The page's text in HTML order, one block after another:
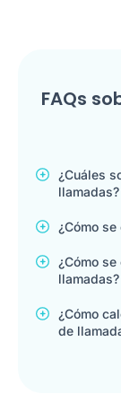
FAQs
¿Cuáles
llamadas?
¿Cómo
¿Cómo
llamadas?
¿Cómo
de